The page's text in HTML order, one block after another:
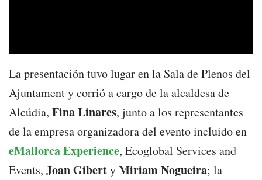
La presentación tuvo lugar en la Sala de Plenos del
Ajuntament y corrió a cargo de la alcaldesa de
Alcúdia, Fina Linares, junto a los representantes
de la empresa organizadora del evento incluido en
eMallorca Experience, Ecoglobal Services and
Events, Joan GibertyMiriam Nogueira; la